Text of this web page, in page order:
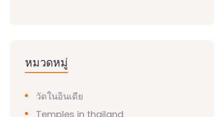
หมวดหมู่
วัดในอินเดีย
Temples in thailand